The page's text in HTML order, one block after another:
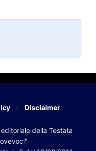
Disclaimer
della Testata